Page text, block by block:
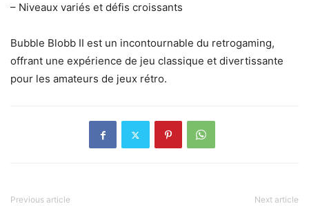
– Niveaux variés et défis croissants
Bubble Blobb II est un incontournable du retrogaming,
offrant une expérience de jeu classique et divertissante
pour les amateurs de jeux rétro.
Previous article Next article